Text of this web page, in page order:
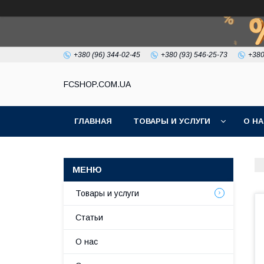
+380 (96) 344-02-45 +380 (93) 546-25-73
FCSHOP.COM.UA
ГЛАВНАЯ ТОВАРЫ И УСЛУГИ О
Товары и услуги
Статьи
О нас